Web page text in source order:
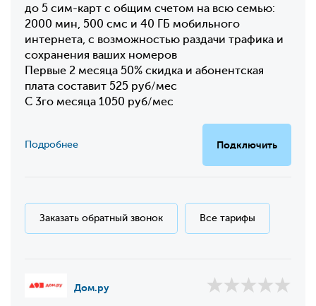
до 5 сим-карт с общим счетом на всю семью:
2000 мин, 500 смс и 40 ГБ мобильного
интернета, с возможностью раздачи трафика и
сохранения ваших номеров
Первые 2 месяца 50% скидка и абонентская
плата составит 525 руб/мес
С 3го месяца 1050 руб/мес
Подключить
Подробнее
Заказать обратный звонок Все тарифы
Дом.ру